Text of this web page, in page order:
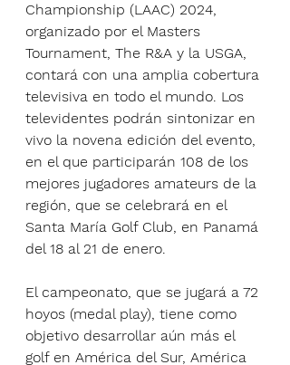
Championship (LAAC) 2024,
organizado por el Masters
Tournament, The R&A y la USGA,
contará con una amplia cobertura
televisiva en todo el mundo. Los
televidentes podrán sintonizar en
vivo la novena edición del evento,
en el que participarán 108 de los
mejores jugadores amateurs de la
región, que se celebrará en el
Santa María Golf Club, en Panamá
del 18 al 21 de enero.
El campeonato, que se jugará a 72
hoyos (medal play), tiene como
objetivo desarrollar aún más el
golf en América del Sur, América